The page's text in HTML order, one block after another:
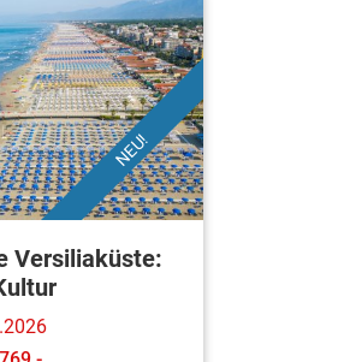
NEU!
Versiliaküste: